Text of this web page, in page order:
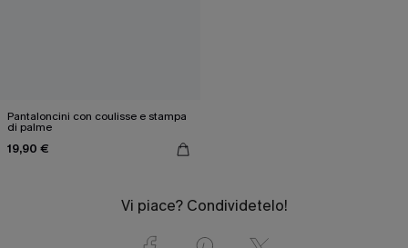
Pantaloncini con coulisse e stampa
di palme
19,90 €
Vi piace? Condividetelo!